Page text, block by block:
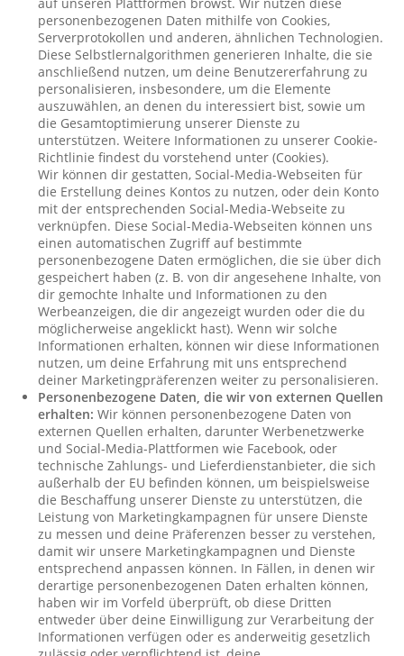
personenbezogenen Daten mithilfe von Cookies,
Serverprotokollen und anderen, ähnlichen Technologien.
Diese Selbstlernalgorithmen generieren Inhalte, die sie
anschließend nutzen, um deine Benutzererfahrung zu
personalisieren, insbesondere, um die Elemente
auszuwählen, an denen du interessiert bist, sowie um
die Gesamtoptimierung unserer Dienste zu
unterstützen. Weitere Informationen zu unserer Cookie-
Richtlinie findest du vorstehend unter (Cookies).
Wir können dir gestatten, Social-Media-Webseiten für
die Erstellung deines Kontos zu nutzen, oder dein Konto
mit der entsprechenden Social-Media-Webseite zu
verknüpfen. Diese Social-Media-Webseiten können uns
einen automatischen Zugriff auf bestimmte
personenbezogene Daten ermöglichen, die sie über dich
gespeichert haben (z. B. von dir angesehene Inhalte, von
dir gemochte Inhalte und Informationen zu den
Werbeanzeigen, die dir angezeigt wurden oder die du
möglicherweise angeklickt hast). Wenn wir solche
Informationen erhalten, können wir diese Informationen
nutzen, um deine Erfahrung mit uns entsprechend
deiner Marketingpräferenzen weiter zu personalisieren.
Personenbezogene Daten, die wir von externen Quellen
erhalten: Wir können personenbezogene Daten von
externen Quellen erhalten, darunter Werbenetzwerke
und Social-Media-Plattformen wie Facebook, oder
technische Zahlungs- und Lieferdienstanbieter, die sich
außerhalb der EU befinden können, um beispielsweise
die Beschaffung unserer Dienste zu unterstützen, die
Leistung von Marketingkampagnen für unsere Dienste
zu messen und deine Präferenzen besser zu verstehen,
damit wir unsere Marketingkampagnen und Dienste
entsprechend anpassen können. In Fällen, in denen wir
derartige personenbezogenen Daten erhalten können,
haben wir im Vorfeld überprüft, ob diese Dritten
entweder über deine Einwilligung zur Verarbeitung der
Informationen verfügen oder es anderweitig gesetzlich